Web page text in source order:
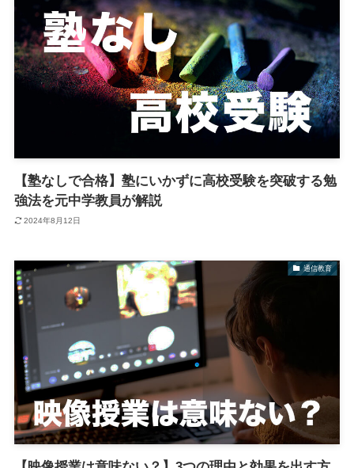
【塾なしで合格】塾にいかずに高校受験を突破する勉
強法を元中学教員が解説
2024年8月12日
通信教育